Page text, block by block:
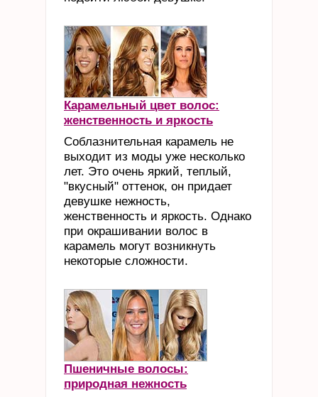
Карамельный цвет волос:
женственность и яркость
Соблазнительная карамель не
выходит из моды уже несколько
лет. Это очень яркий, теплый,
"вкусный" оттенок, он придает
девушке нежность,
женственность и яркость. Однако
при окрашивании волос в
карамель могут возникнуть
некоторые сложности.
Пшеничные волосы:
природная нежность